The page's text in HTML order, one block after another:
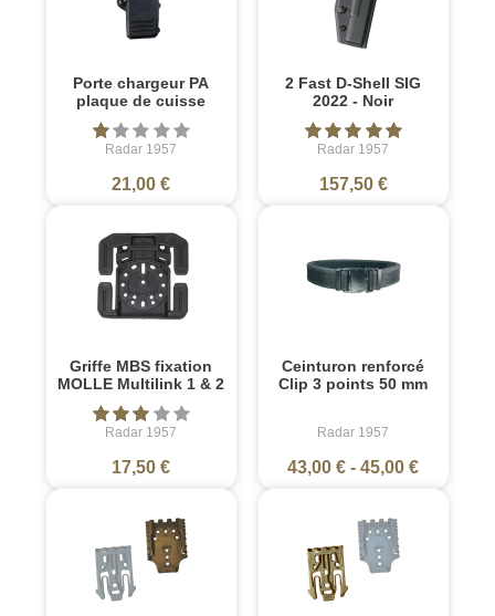
Porte chargeur PA
plaque de cuisse
Radar 1957
21,00 €
2 Fast D-Shell SIG
2022 - Noir
Radar 1957
157,50 €
Griffe MBS fixation
MOLLE Multilink 1 & 2
Radar 1957
17,50 €
Ceinturon renforcé
Clip 3 points 50 mm
Radar 1957
43,00 € -45,00 €